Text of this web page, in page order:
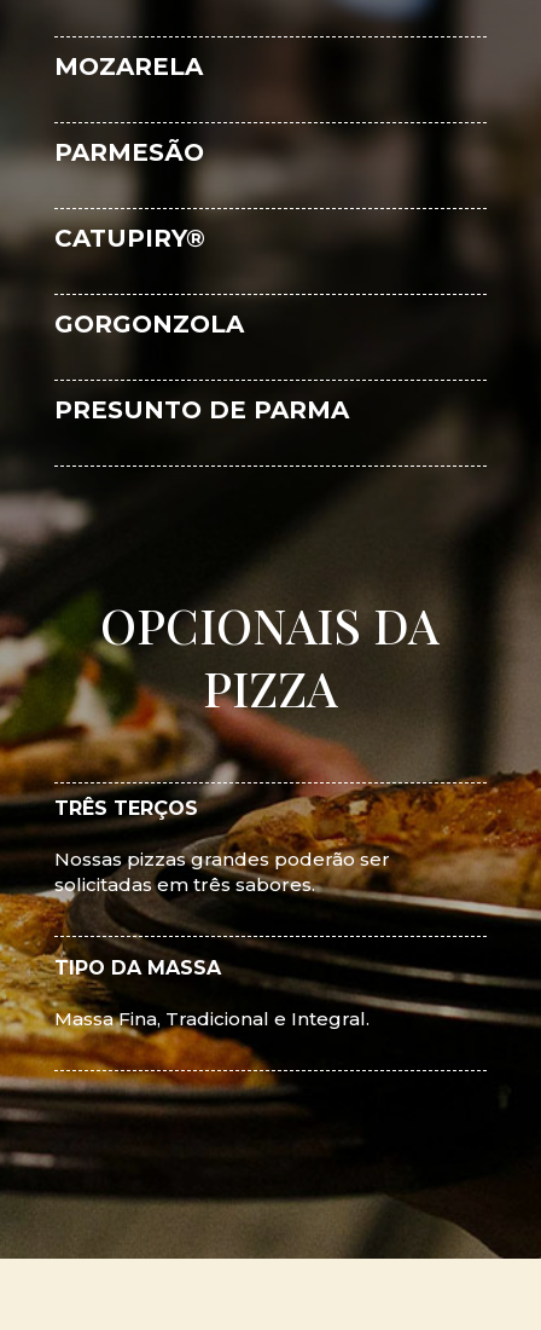
MOZARELA
PARMESÃO
CATUPIRY®
GORGONZOLA
PRESUNTO DE PARMA
OPCIONAIS DA
PIZZA
TRÊS TERÇOS
Nossas pizzas grandes poderão ser
solicitadas em três sabores.
TIPO DA MASSA
Massa Fina, Tradicional e Integral.